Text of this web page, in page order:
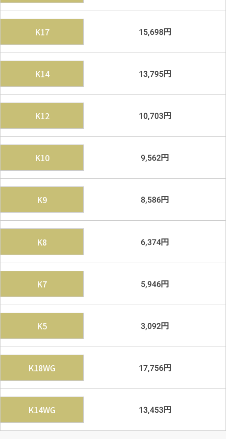
K17 15,698円
K14 13,795円
K12 10,703円
K10 9,562円
K9 8,586円
K8 6,374円
K7 5,946円
K5 3,092円
K18WG 17,756円
K14WG 13,453円